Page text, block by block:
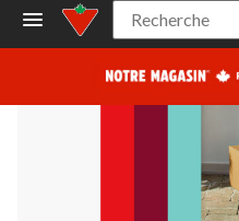
Recherche